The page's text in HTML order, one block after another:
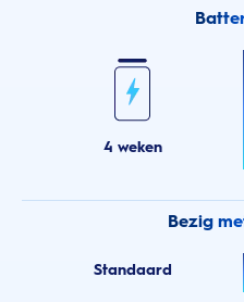
4 weken
Bezig
Standaard